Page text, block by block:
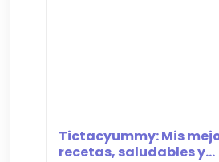
Tictacyummy: Mis
recetas, saludables y...